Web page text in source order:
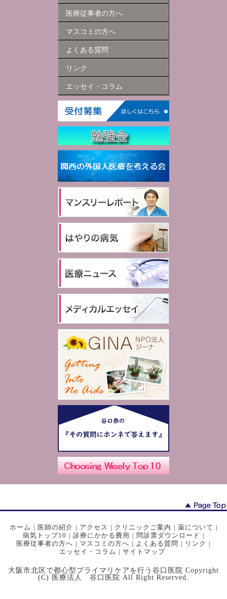
医療従事者の方へ
マスコミの方へ
よくある質問
リンク
エッセイ・コラム
ホーム | 医師の紹介 | アクセス | クリニックご案内 | 薬について |
病気トップ10 | 診療にかかる費用 | 問診票ダウンロード |
医療従事者の方へ | マスコミの方へ | よくある質問 | リンク |
エッセイ・コラム | サイトマップ
大阪市北区で都心型プライマリケアを行う谷口医院 Copyright
(C) 医療法人 谷口医院 All Right Reserved.